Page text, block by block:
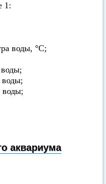
1:
воды, °С;
воды;
аквариума